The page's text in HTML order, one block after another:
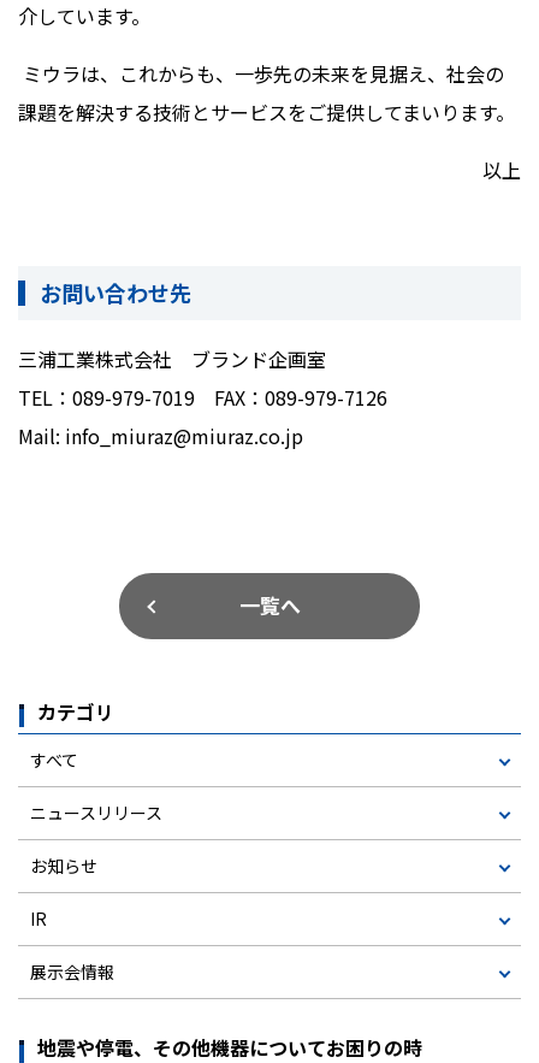
介しています。
ミウラは、これからも、一歩先の未来を見据え、社会の
課題を解決する技術とサービスをご提供してまいります。
以上
お問い合わせ先
三浦工業株式会社 ブランド企画室
TEL： 089-979-7019 FAX ： 089-979-7126
Mail: info_miuraz@miuraz.co.jp
一覧へ
カテゴリ
すべて
ニュースリリース
お知らせ
IR
展示会情報
地震や停電、その他機器についてお困りの時